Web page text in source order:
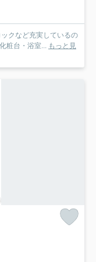
クなど充実しているの
粧台・浴室... もっと見